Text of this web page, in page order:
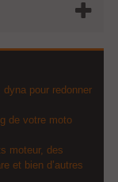
pour redonner
de votre moto
moteur, des
et bien d’autres